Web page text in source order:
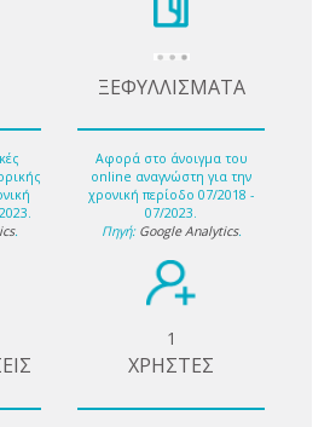
.
ΞΕΦΥΛΛΙΣΜΑΤΑ
Αφορά στο άνοιγμα του
online αναγνώστη για την
χρονική περίοδο 07/2018 -
07/2023.
Πηγή: Google Analytics.
1
ΧΡΗΣΤΕΣ